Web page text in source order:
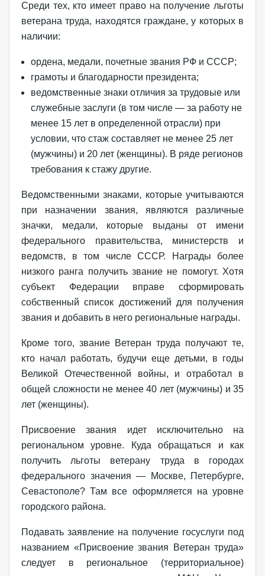
Среди тех, кто имеет право на получение льготы
ветерана труда, находятся граждане, у которых в
наличии:
ордена, медали, почетные звания РФ и СССР;
грамоты и благодарности президента;
ведомственные знаки отличия за трудовые или
служебные заслуги (в том числе — за работу не
менее 15 лет в определенной отрасли) при
условии, что стаж составляет не менее 25 лет
(мужчины) и 20 лет (женщины). В ряде регионов
требования к стажу другие.
Ведомственными знаками, которые учитываются
при назначении звания, являются различные
значки, медали, которые выданы от имени
федерального правительства, министерств и
ведомств, в том числе СССР. Награды более
низкого ранга получить звание не помогут. Хотя
субъект Федерации вправе сформировать
собственный список достижений для получения
звания и добавить в него региональные награды.
Кроме того, звание Ветеран труда получают те,
кто начал работать, будучи еще детьми, в годы
Великой Отечественной войны, и отработал в
общей сложности не менее 40 лет (мужчины) и 35
лет (женщины).
Присвоение звания идет исключительно на
региональном уровне. Куда обращаться и как
получить льготы ветерану труда в городах
федерального значения — Москве, Петербурге,
Севастополе? Там все оформляется на уровне
городского района.
Подавать заявление на получение госуслуги под
названием «Присвоение звания Ветеран труда»
следует в региональное (территориальное)